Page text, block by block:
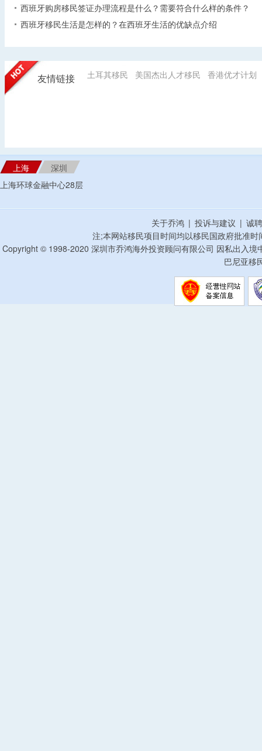
西班牙购房移民签证办理流程是什么？需要符合什么样的条件？
西班牙移民生活是怎样的？在西班牙生活的优缺点介绍
友情链接 土耳其移民 美国杰出人才移民 香港优才计划
上海
深圳
上海环球金融中心28层
关于乔鸿 | 投诉与建议 | 诚
注;本网站移民项目时间均以移民国政府批准
Copyright © 1998-2020 深圳市乔鸿海外投资顾问有限公司 因私出入
巴尼亚移